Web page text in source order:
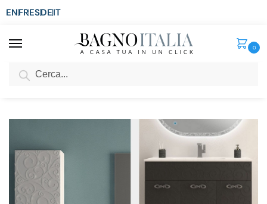
ENFRESDEIT
0
SCONTO del 3%